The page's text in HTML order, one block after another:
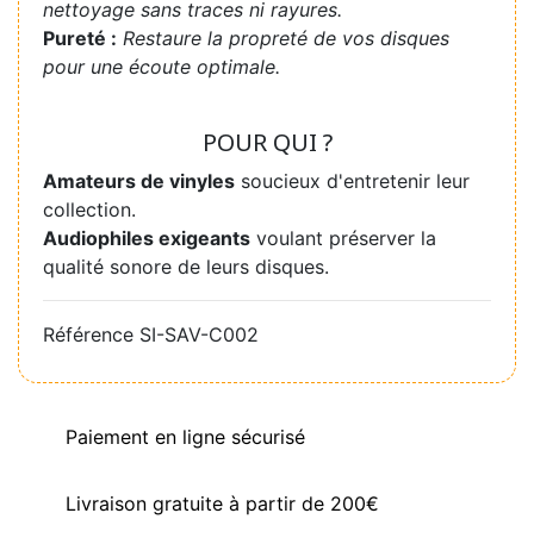
nettoyage sans traces ni rayures.
Pureté : Restaure la propreté de vos disques
pour une écoute optimale.
POUR QUI ?
Amateurs de vinyles soucieux d'entretenir leur
collection.
Audiophiles exigeants voulant préserver la
qualité sonore de leurs disques.
Référence SI-SAV-C002
Paiement en ligne sécurisé
Livraison gratuite à partir de 200€